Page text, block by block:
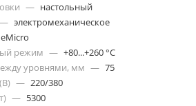
— настольный
— электромеханическое
режим — +80...+260 °C
уровнями, мм — 75
— 220/380
— 5300